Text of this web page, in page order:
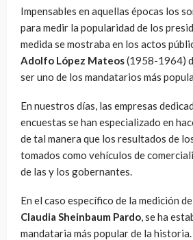
Impensables en aquellas épocas los
para medir la popularidad de los
medida se mostraba en los actos
Adolfo López Mateos(1958-1964)
ser uno de los mandatarios más
En nuestros días, las empresas
encuestas se han especializado en
de tal manera que los resultados de
tomados como vehículos de
de las y los gobernantes.
En el caso específico de la medición
Claudia Sheinbaum Pardo, se ha
mandataria más popular de la historia.